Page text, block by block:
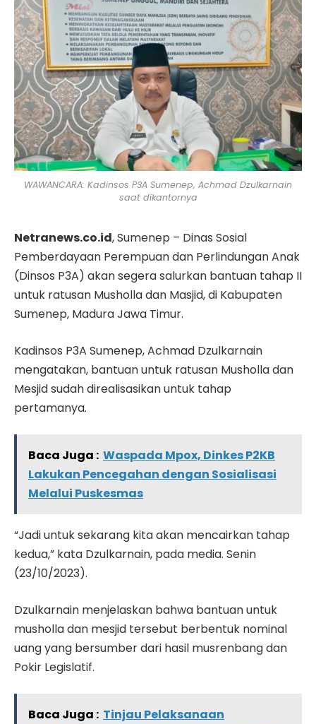
WAWANCARA: Kadinsos P3A Sumenep, Achmad Dzulkarnain
saat dikantornya
Netranews.co.id, Sumenep – Dinas Sosial
Pemberdayaan Perempuan dan Perlindungan Anak
(Dinsos P3A) akan segera salurkan bantuan tahap II
untuk ratusan Musholla dan Masjid, di Kabupaten
Sumenep, Madura Jawa Timur.
Kadinsos P3A Sumenep, Achmad Dzulkarnain
mengatakan, bantuan untuk ratusan Musholla dan
Mesjid sudah direalisasikan untuk tahap
pertamanya.
Baca Juga : Waspada Mpox, Dinkes P2KB
Lakukan Pencegahan dengan Sosialisasi
Melalui Puskesmas
“Jadi untuk sekarang kita akan mencairkan tahap
kedua,” kata Dzulkarnain, pada media. Senin
(23/10/2023).
Dzulkarnain menjelaskan bahwa bantuan untuk
musholla dan mesjid tersebut berbentuk nominal
uang yang bersumber dari hasil musrenbang dan
Pokir Legislatif.
Baca Juga : Tinjau Pelaksanaan